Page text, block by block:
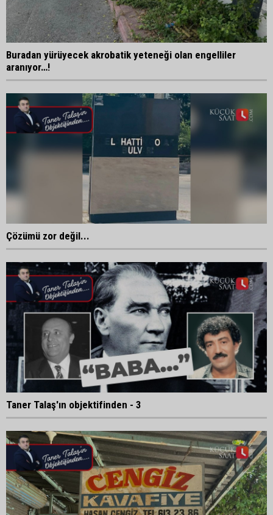
Buradan yürüyecek akrobatik yeteneği olan engelliler
aranıyor…!
Çözümü zor değil...
Taner Talaş'ın objektifinden - 3